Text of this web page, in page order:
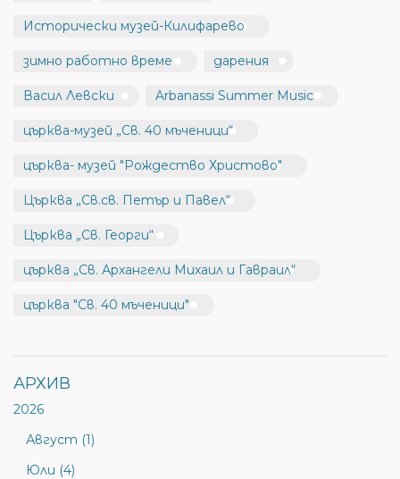
Исторически музей-Килифарево
зимно работно време дарения
Васил Левски Arbanassi Summer Music
църква-музей „Св. 40 мъченици“
църква- музей "Рождество Христово"
Църква „Св.св. Петър и Павел“
Църква „Св. Георги“
църква „Св. Архангели Михаил и Гавраил“
църква "Св. 40 мъченици"
АРХИВ
2026
Август (1)
Юли (4)